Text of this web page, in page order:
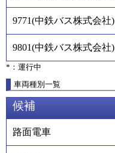
9771(中鉄バス株式会社)
9801(中鉄バス株式会社)
*：運行中
車両種別一覧
候補
路面電車